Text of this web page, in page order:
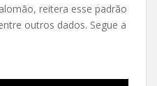
reitera esse padrão
outros dados. Segue a